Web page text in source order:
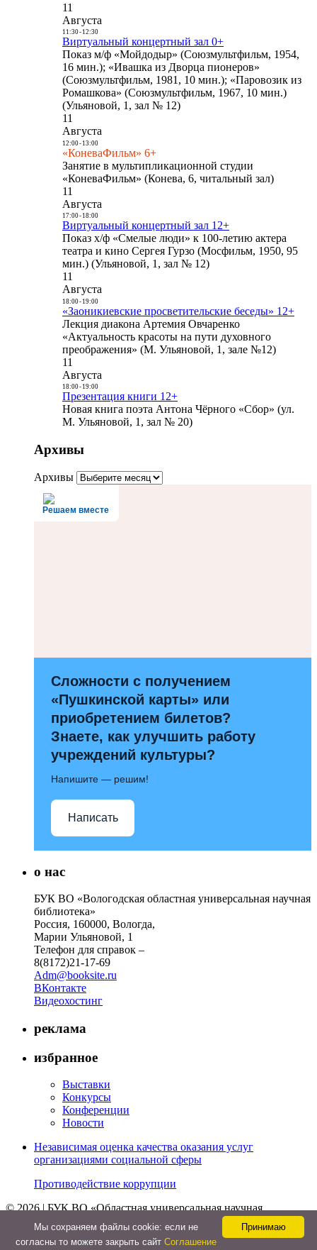
11
Августа
11:30- 12:30
Виртуальный концертный зал 0+
Показ м/ф «Мойдодыр» (Союзмультфильм, 1954,
16 мин.); «Ивашка из Дворца пионеров»
(Союзмультфильм, 1981, 10 мин.); «Паровозик из
Ромашкова» (Союзмультфильм, 1967, 10 мин.)
(Ульяновой, 1, зал № 12)
11
Августа
12:00- 13:00
«КоневаФильм» 6+
Занятие в мультипликационной студии
«КоневаФильм» (Конева, 6, читальный зал)
11
Августа
17:00- 18:00
Виртуальный концертный зал 12+
Показ х/ф «Смелые люди» к 100-летию актера
театра и кино Сергея Гурзо (Мосфильм, 1950, 95
мин.) (Ульяновой, 1, зал № 12)
11
Августа
18:00- 19:00
«Заоникиевские просветительские беседы» 12+
Лекция диакона Артемия Овчаренко
«Актуальность красоты на пути духовного
преображения» (М. Ульяновой, 1, зале №12)
11
Августа
18:00- 19:00
Презентация книги 12+
Новая книга поэта Антона Чёрного «Сбор» (ул.
М. Ульяновой, 1, зал № 20)
Архивы
Архивы
Решаем вместе
Сложности с получением
«Пушкинской карты» или
приобретением билетов?
Знаете, как улучшить работу
учреждений культуры?
Напишите — решим!
Написать
о нас
БУК ВО «Вологодская областная универсальная научная
библиотека»
Россия, 160000, Вологда,
Марии Ульяновой, 1
Телефон для справок –
8(8172)21-17-69
Adm@booksite.ru
ВКонтакте
Видеохостинг
реклама
избранное
Выставки
Конкурсы
Конференции
Новости
Независимая оценка качества оказания услуг
организациями социальной сферы
Противодействие коррупции
© 2026 | БУК ВО «Областная универсальная научная
библиотека»
Принимаю
Мы cохраняем файлы cookie: если не
согласны то можете закрыть сайт Соглашение